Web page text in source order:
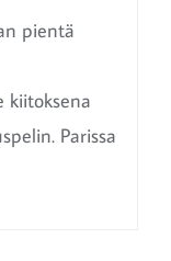
pientä
kiitoksena
Parissa